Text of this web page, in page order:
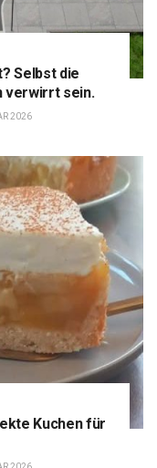
Selbst die
verwirrt sein.
2026
Kuchen für